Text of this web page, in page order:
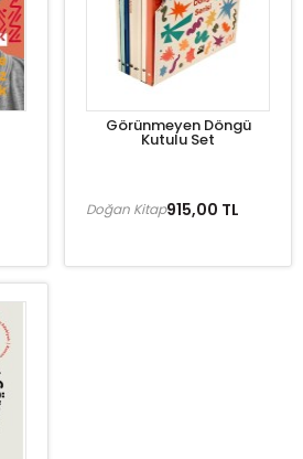
Görünmeyen Döngü
Kutulu Set
915,00 TL
Doğan Kitap